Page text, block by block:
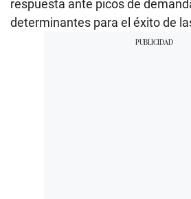
respuesta ante picos de
determinantes para el éxito de